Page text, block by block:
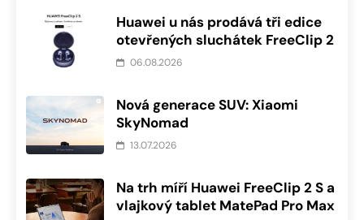
Huawei u nás prodává tři edice
otevřených sluchátek FreeClip 2
06.08.2026
Nová generace SUV: Xiaomi
SkyNomad
13.07.2026
Na trh míří Huawei FreeClip 2 S a
vlajkový tablet MatePad Pro Max